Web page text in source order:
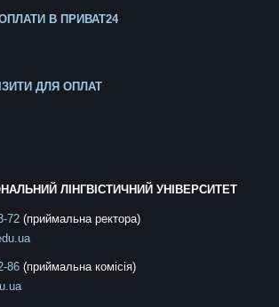
В ПРИВАТ24
ДЛЯ ОПЛАТ
ЛІНГВІСТИЧНИЙ УНІВЕРСИТЕТ
72 (приймальна ректора)
86 (приймальна комісія)